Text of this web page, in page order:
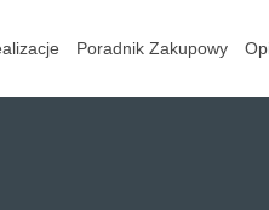
Poradnik Zakupowy